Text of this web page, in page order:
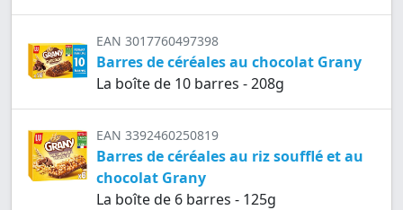
EAN 3017760497398
Barres de céréales au chocolat Grany
La boîte de 10 barres - 208g
EAN 3392460250819
Barres de céréales au riz soufflé et au
chocolat Grany
La boîte de 6 barres - 125g